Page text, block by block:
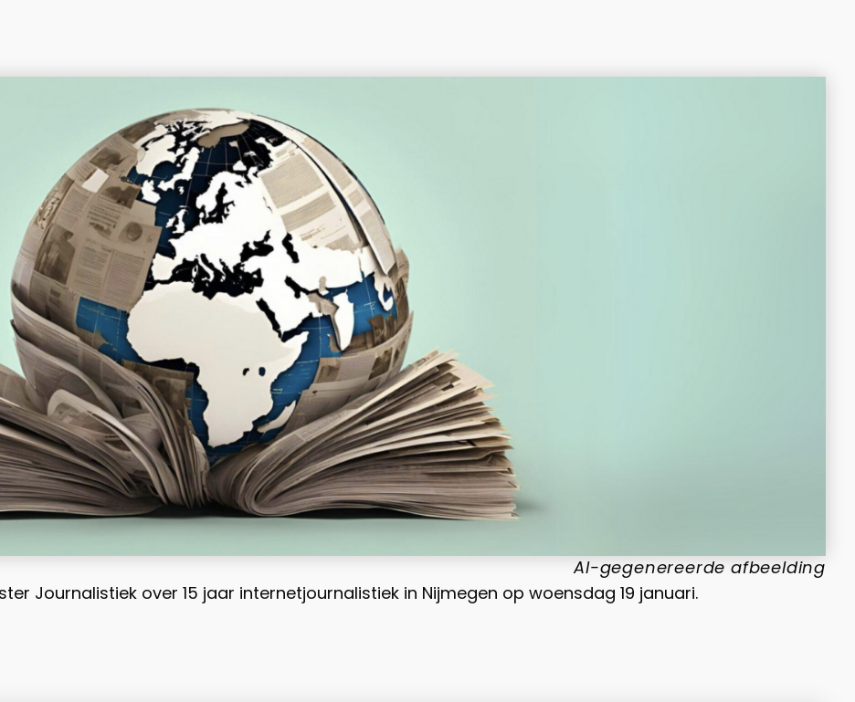
AI-gegenereerde afbeelding
Journalistiek over 15 jaar internetjournalistiek in Nijmegen op woensdag 19 januari.